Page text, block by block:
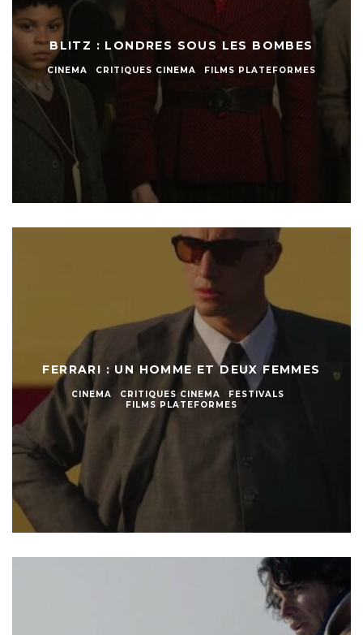
BLITZ : LONDRES SOUS LES BOMBES
CINEMA CRITIQUES CINEMA FILMS PLATEFORMES
FERRARI : UN HOMME ET DEUX FEMMES
CINEMA CRITIQUES CINEMA
FESTIVALS
FILMS PLATEFORMES